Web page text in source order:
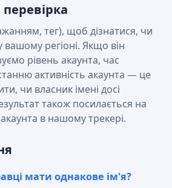
тег), щоб дізнатися, чи
вашому регіоні. Якщо він
рівень акаунта, час
активність акаунта — це
чи власник імені досі
також посилається на
в нашому трекері.
мати однакове ім'я?